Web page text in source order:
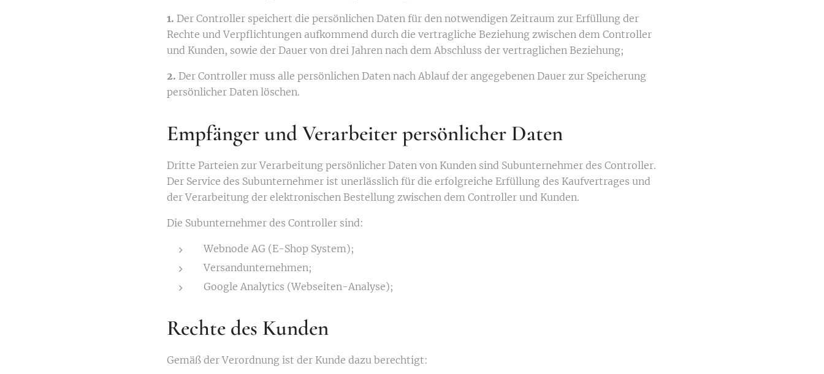
1. Der Controller speichert die persönlichen Daten für den notwendigen Zeitraum zur Erfüllung der
Rechte und Verpflichtungen aufkommend durch die vertragliche Beziehung zwischen dem Controller
und Kunden, sowie der Dauer von drei Jahren nach dem Abschluss der vertraglichen Beziehung;
2. Der Controller muss alle persönlichen Daten nach Ablauf der angegebenen Dauer zur Speicherung
persönlicher Daten löschen.
Empfänger und Verarbeiter persönlicher Daten
Dritte Parteien zur Verarbeitung persönlicher Daten von Kunden sind Subunternehmer des Controller.
Der Service des Subunternehmer ist unerlässlich für die erfolgreiche Erfüllung des Kaufvertrages und
der Verarbeitung der elektronischen Bestellung zwischen dem Controller und Kunden.
Die Subunternehmer des Controller sind:
Webnode AG (E-Shop System);
Versandunternehmen;
Google Analytics (Webseiten-Analyse);
Rechte des Kunden
Gemäß der Verordnung ist der Kunde dazu berechtigt: